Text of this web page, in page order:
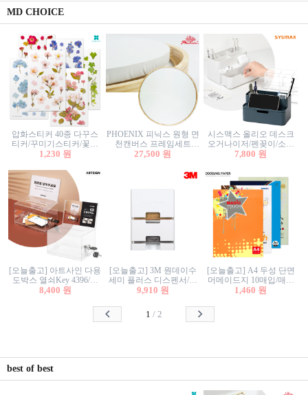
MD CHOICE
압화스티커 40종 다꾸스
티커/꾸미기스티커/꽃스
티커/압화꽃책갈피/팬시
1,230 원
PHOENIX 피닉스 원형 면
천캔버스 프레임세트
30cm/원형캔버스/플로팅
27,500 원
시스맥스 올리오 데스크
오거나이저/펜꽂이/소품
꽂이/소품함/정리함/수납
7,800 원
[오늘출고] 아트사인 다용
도박스 열쇠Key 4396/투
표함/건의함/모금함/응모
8,400 원
[오늘출고] 3M 원데이수
세미 플러스 디스펜서/소
프트수세미5매+강력수세
9,910 원
[오늘출고] A4 두성 단면
머메이드지 10매입/매직
터치/색지/색상지/색복사
칼라색지/고급복사지
1,460 원
1 / 2
best of best